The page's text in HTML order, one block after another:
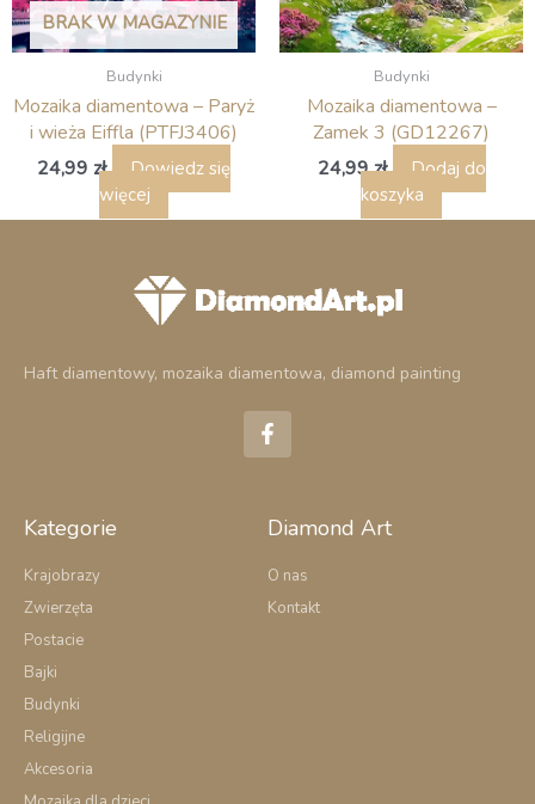
BRAK W MAGAZYNIE
Budynki
Mozaika diamentowa – Paryż
i wieża Eiffla (PTFJ3406)
24,99 zł
Dowiedz się
więcej
Budynki
Mozaika diamentowa –
Zamek 3 (GD12267)
24,99zł
Dodaj do
koszyka
Haft diamentowy, mozaika diamentowa, diamond painting
F
a
c
o
k
f
Kategorie
Krajobrazy
Zwierzęta
Postacie
Bajki
Budynki
Religijne
Akcesoria
Diamond Art
O nas
Kontakt